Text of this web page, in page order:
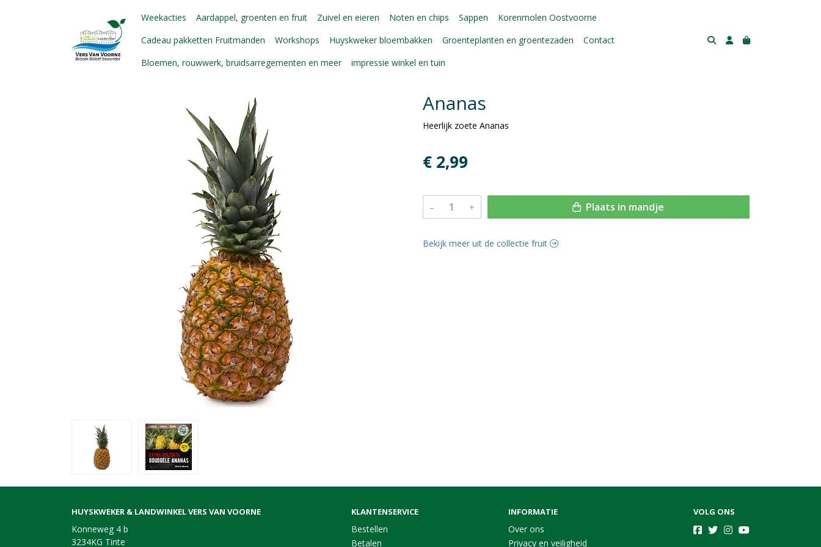
Weekacties Aardappel, groenten en fruit Zuivel en eieren Noten en chips Sappen
Korenmolen Oostvoorne
Cadeau pakketten Fruitmanden
Workshops Huyskweker bloembakken Groenteplanten en groentezaden
Contact
Bloemen, rouwwerk, bruidsarregementen en meer
impressie winkel en tuin
Ananas
Heerlijk zoete Ananas
€ 2,99
– + Plaats in mandje
Bekijk meer uit de collectie fruit
HUYSKWEKER & LANDWINKEL VERS VAN VOORNE
Konneweg 4 b
3234KG Tinte
KLANTENSERVICE
Bestellen
Betalen
INFORMATIE
Over ons
Privacy en veiligheid
VOLG ONS